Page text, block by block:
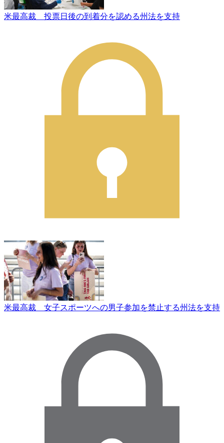
米最高裁 投票日後の到着分を認める州法を支持
米最高裁 女子スポーツへの男子参加を禁止する州法を支持